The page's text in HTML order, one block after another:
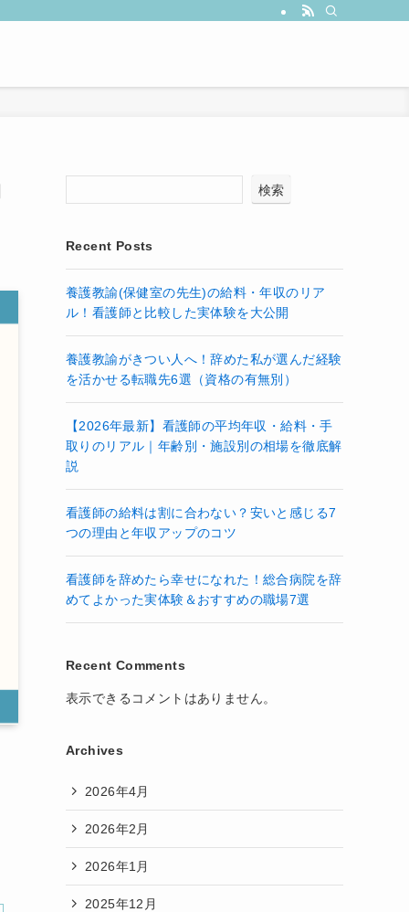
検索
Recent Posts
養護教諭(保健室の先生)の給料・年収のリア
ル！看護師と比較した実体験を大公開
養護教諭がきつい人へ！辞めた私が選んだ経験
を活かせる転職先6選（資格の有無別）
【2026年最新】看護師の平均年収・給料・手
取りのリアル｜年齢別・施設別の相場を徹底解
説
看護師の給料は割に合わない？安いと感じる7
つの理由と年収アップのコツ
看護師を辞めたら幸せになれた！総合病院を辞
めてよかった実体験＆おすすめの職場7選
Recent Comments
表示できるコメントはありません。
Archives
2026年4月
2026年2月
2026年1月
2025年12月